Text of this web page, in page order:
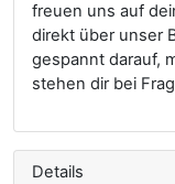
Details
freuen uns auf
direkt über unser
gespannt darauf,
stehen dir bei